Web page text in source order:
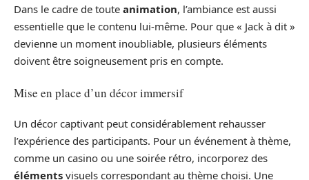
Dans le cadre de toute animation, l’ambiance est aussi
essentielle que le contenu lui-même. Pour que « Jack à dit »
devienne un moment inoubliable, plusieurs éléments
doivent être soigneusement pris en compte.
Mise en place d’un décor immersif
Un décor captivant peut considérablement rehausser
l’expérience des participants. Pour un événement à thème,
comme un casino ou une soirée rétro, incorporez des
éléments visuels correspondant au thème choisi. Une